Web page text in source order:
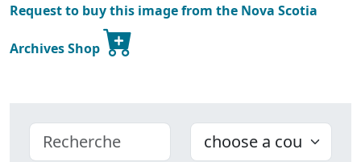
Request to buy this image from the Nova Scotia
Archives Shop